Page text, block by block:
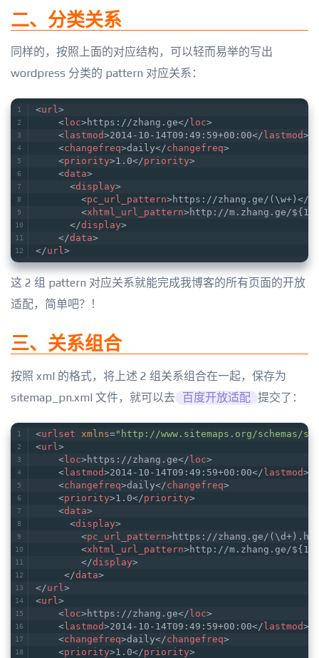
二、分类关系
同样的，按照上面的对应结构，可以轻而易举的写出
wordpress 分类的 pattern 对应关系：
<url>
< loc> https://zhang.ge</ loc>
< lastmod>2014-10-14T09:49:59+00:00</ lastmod>
<changefreq>daily</changefreq>
<priority>1.0</priority>
<data>
<display>
<pc_url_pattern> https://zhang.ge/(\w+) </
<xhtml_url_pattern> http://m.zhang.ge/${1}
</display>
</data>
</url>
这 2 组 pattern 对应关系就能完成我博客的所有页面的开放
适配，简单吧？！
三、关系组合
按照 xml 的格式，将上述 2 组关系组合在一起，保存为
sitemap_pn.xml 文件，就可以去 百度开放适配 提交了：
<urlset xmlns="http://www.sitemaps.org/schemas/
<url >
< loc> https://zhang.ge</ loc>
< lastmod>2014-10-14T09:49:59+00:00</ lastmod>
<changefreq>daily</changefreq>
<priority>1.0</priority>
<data>
<display>
<pc_url_pattern> https://zhang.ge/
<xhtml_url_pattern> http://m.zhang.ge/
</display>
</data>
</url >
<url >
< loc> https://zhang.ge</ loc>
< lastmod>2014-10-14T09:49:59+00:00</ lastmod>
<changefreq>daily</changefreq>
<priority>1.0</priority>